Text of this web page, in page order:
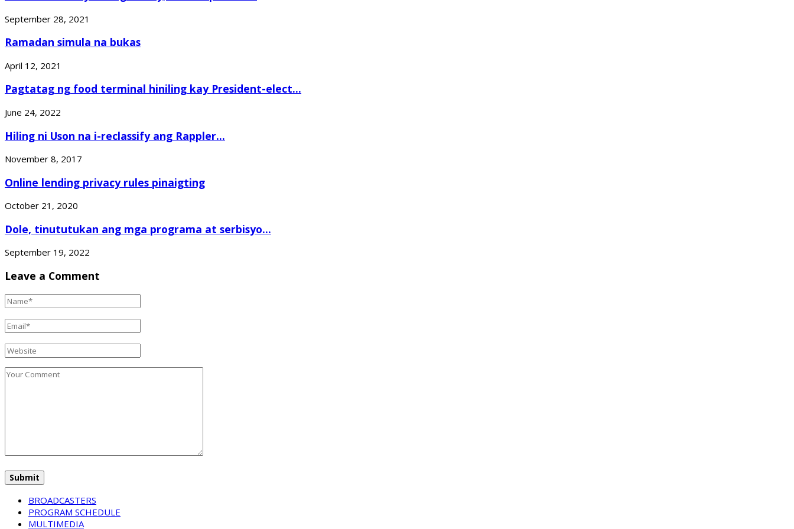
September 28, 2021
Ramadan simula na bukas
April 12, 2021
Pagtatag ng food terminal hiniling kay President-elect...
June 24, 2022
Hiling ni Uson na i-reclassify ang Rappler...
November 8, 2017
Online lending privacy rules pinaigting
October 21, 2020
Dole, tinututukan ang mga programa at serbisyo...
September 19, 2022
Leave a Comment
BROADCASTERS
PROGRAM SCHEDULE
MULTIMEDIA